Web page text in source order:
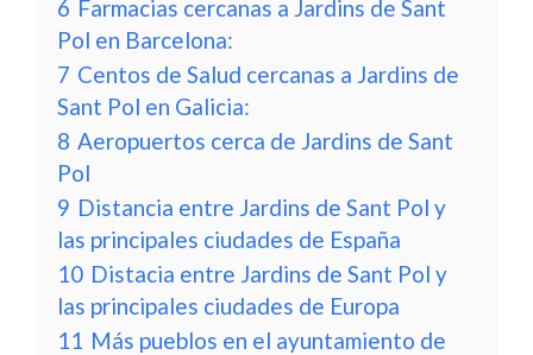
6 Farmacias cercanas a Jardins de Sant
Pol en Barcelona:
7 Centos de Salud cercanas a Jardins de
Sant Pol en Galicia:
8 Aeropuertos cerca de Jardins de Sant
Pol
9 Distancia entre Jardins de Sant Pol y
las principales ciudades de España
10 Distacia entre Jardins de Sant Pol y
las principales ciudades de Europa
11 Más pueblos en el ayuntamiento de